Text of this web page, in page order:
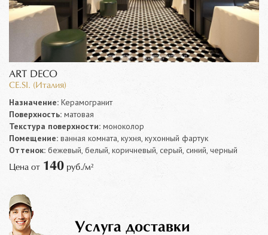
ART DECO
CE.SI. (Италия)
Назначение: Керамогранит
Поверхность: матовая
Текстура поверхности: моноколор
Помещение: ванная комната, кухня, кухонный фартук
Оттенок: бежевый, белый, коричневый, серый, синий, черный
Цена от 140 руб./м²
Услуга доставки